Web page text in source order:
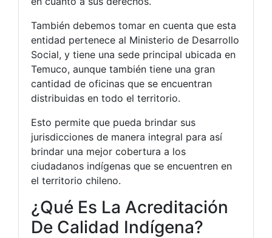
También debemos tomar en cuenta que esta
entidad pertenece al Ministerio de Desarrollo
Social, y tiene una sede principal ubicada en
Temuco, aunque también tiene una gran
cantidad de oficinas que se encuentran
distribuidas en todo el territorio.
Esto permite que pueda brindar sus
jurisdicciones de manera integral para así
brindar una mejor cobertura a los
ciudadanos indígenas que se encuentren en
el territorio chileno.
¿Qué Es La Acreditación
De Calidad Indígena?